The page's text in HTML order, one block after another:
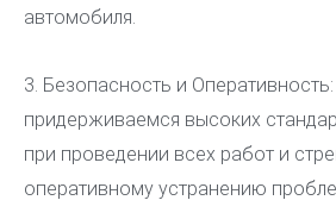
автомобиля.
3. Безопасность и
придерживаемся высоких
при проведении всех работ и
оперативному устранению